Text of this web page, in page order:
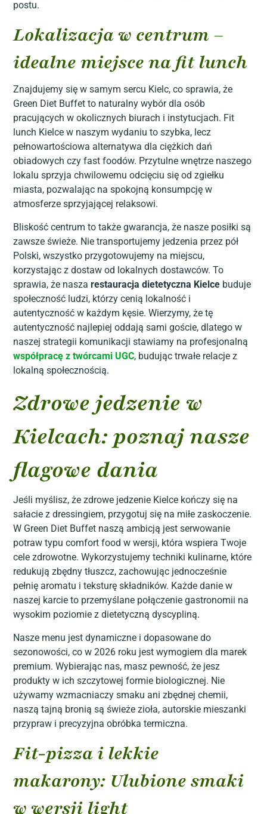
postu.
Lokalizacja w centrum –
idealne miejsce na fit lunch
Znajdujemy się w samym sercu Kielc, co sprawia, że
Green Diet Buffet to naturalny wybór dla osób
pracujących w okolicznych biurach i instytucjach. Fit
lunch Kielce w naszym wydaniu to szybka, lecz
pełnowartościowa alternatywa dla ciężkich dań
obiadowych czy fast foodów. Przytulne wnętrze naszego
lokalu sprzyja chwilowemu odcięciu się od zgiełku
miasta, pozwalając na spokojną konsumpcję w
atmosferze sprzyjającej relaksowi.
Bliskość centrum to także gwarancja, że nasze posiłki są
zawsze świeże. Nie transportujemy jedzenia przez pół
Polski, wszystko przygotowujemy na miejscu,
korzystając z dostaw od lokalnych dostawców. To
sprawia, że naszarestauracja dietetyczna Kielce buduje
społeczność ludzi, którzy cenią lokalność i
autentyczność w każdym kęsie. Wierzymy, że tę
autentyczność najlepiej oddają sami goście, dlatego w
naszej strategii komunikacji stawiamy na profesjonalną
współpracę z twórcami UGC, budując trwałe relacje z
lokalną społecznością.
Zdrowe jedzenie w
Kielcach: poznaj nasze
flagowe dania
Jeśli myślisz, że zdrowe jedzenie Kielce kończy się na
sałacie z dressingiem, przygotuj się na miłe zaskoczenie.
W Green Diet Buffet naszą ambicją jest serwowanie
potraw typu comfort food w wersji, która wspiera Twoje
cele zdrowotne. Wykorzystujemy techniki kulinarne, które
redukują zbędny tłuszcz, zachowując jednocześnie
pełnię aromatu i teksturę składników. Każde danie w
naszej karcie to przemyślane połączenie gastronomii na
wysokim poziomie z dietetyczną dyscypliną.
Nasze menu jest dynamiczne i dopasowane do
sezonowości, co w 2026 roku jest wymogiem dla marek
premium. Wybierając nas, masz pewność, że jesz
produkty w ich szczytowej formie biologicznej. Nie
używamy wzmacniaczy smaku ani zbędnej chemii,
naszą tajną bronią są świeże zioła, autorskie mieszanki
przypraw i precyzyjna obróbka termiczna.
Fit-pizza i lekkie
makarony: Ulubione smaki
w wersji light